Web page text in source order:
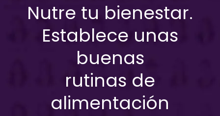
Nutre tu bienestar.
Establece unas
buenas
rutinas de
alimentación